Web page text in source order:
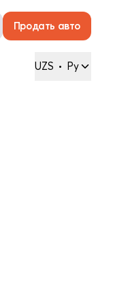
Продать авто
UZS • Ру